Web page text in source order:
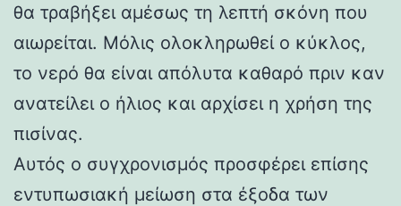
θα τραβήξει αμέσως τη λεπτή σκόνη που
αιωρείται. Μόλις ολοκληρωθεί ο κύκλος,
το νερό θα είναι απόλυτα καθαρό πριν καν
ανατείλει ο ήλιος και αρχίσει η χρήση της
πισίνας.
Αυτός ο συγχρονισμός προσφέρει επίσης
εντυπωσιακή μείωση στα έξοδα των